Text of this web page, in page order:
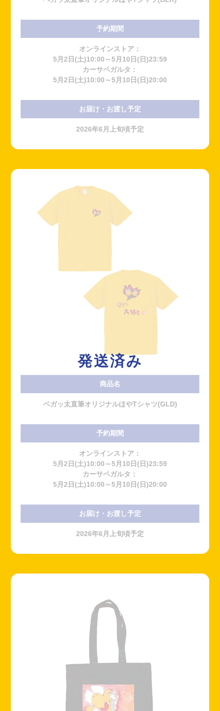
予約期間
オンラインストア：
5月2日(土)10:00～5月10日(日)23:59
カーサベガルタ：
5月2日(土)10:00～5月10日(日)20:00
お届け・お渡し予定
2026年6月上旬頃予定
商品名
ベガッ太直筆オリジナルほやTシャツ(GLD)
予約期間
オンラインストア：
5月2日(土)10:00～5月10日(日)23:59
カーサベガルタ：
5月2日(土)10:00～5月10日(日)20:00
お届け・お渡し予定
2026年6月上旬頃予定
発送済み